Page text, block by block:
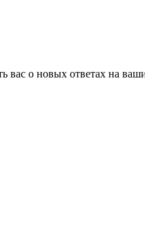
вас о новых ответах на